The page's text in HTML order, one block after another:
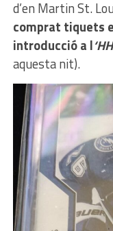
d’en Martin St.
comprat tiquets
introducció a l
aquesta nit).